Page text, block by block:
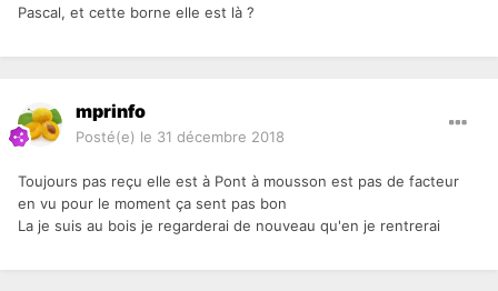
Pascal, et cette borne elle est là ?
mprinfo
Posté(e) le 31 décembre 2018
Toujours pas reçu elle est à Pont à mousson est pas de facteur
en vu pour le moment ça sent pas bon
La je suis au bois je regarderai de nouveau qu'en je rentrerai